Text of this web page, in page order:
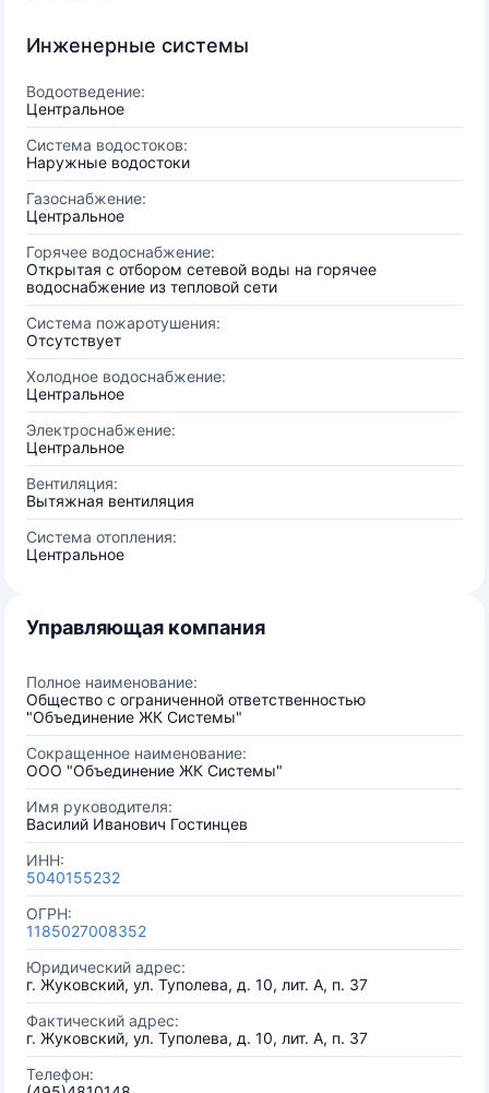
Инженерные системы
Водоотведение:
Центральное
Система водостоков:
Наружные водостоки
Газоснабжение:
Центральное
Горячее водоснабжение:
Открытая с отбором сетевой воды на горячее
водоснабжение из тепловой сети
Система пожаротушения:
Отсутствует
Холодное водоснабжение:
Центральное
Электроснабжение:
Центральное
Вентиляция:
Вытяжная вентиляция
Система отопления:
Центральное
Управляющая компания
Полное наименование:
Общество с ограниченной ответственностью
"Объединение ЖК Системы"
Сокращенное наименование:
ООО "Объединение ЖК Системы"
Имя руководителя:
Василий Иванович Гостинцев
ИНН:
5040155232
ОГРН:
1185027008352
Юридический адрес:
г. Жуковский, ул. Туполева, д. 10, лит. А, п. 37
Фактический адрес:
г. Жуковский, ул. Туполева, д. 10, лит. А, п. 37
Телефон: